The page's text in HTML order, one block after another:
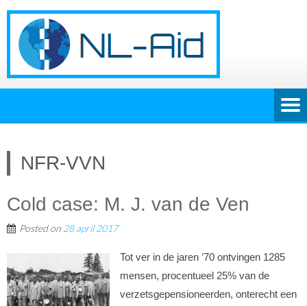
NFR-VVN
Cold case: M. J. van de Ven
Posted on 28 april 2017
Tot ver in de jaren ’70 ontvingen 1285
mensen, procentueel 25% van de
verzetsgepensioneerden, onterecht een